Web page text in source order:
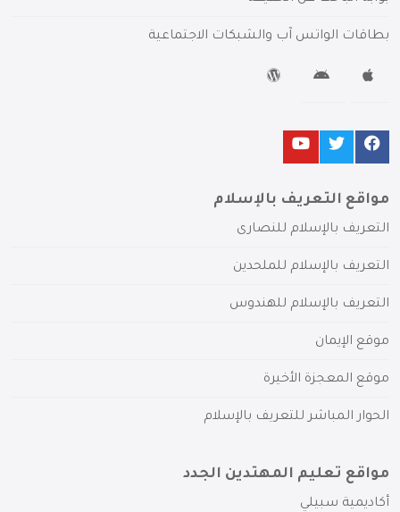
بطاقات الواتس آب والشبكات الاجتماعية
مواقع التعريف بالإسلام
التعريف بالإسلام للنصارى
التعريف بالإسلام للملحدين
التعريف بالإسلام للهندوس
موقع الإيمان
موقع المعجزة الأخيرة
الحوار المباشر للتعريف بالإسلام
مواقع تعليم المهتدين الجدد
أكاديمية سبيلي